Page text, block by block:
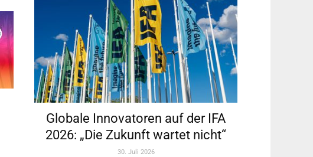
Globale Innovatoren auf der IFA
2026: „Die Zukunft wartet nicht“
30. Juli 2026